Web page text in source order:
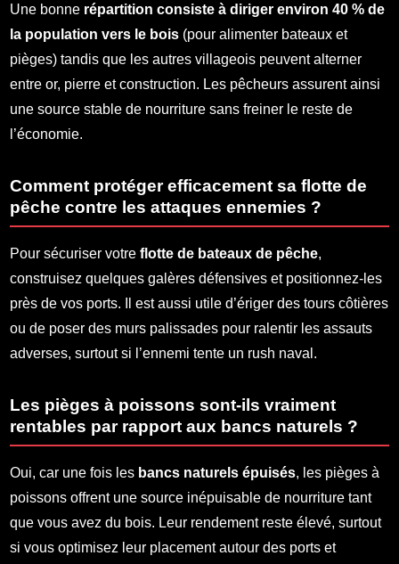
Une bonne répartition consiste à diriger environ 40 % de
la population vers le bois (pour alimenter bateaux et
pièges) tandis que les autres villageois peuvent alterner
entre or, pierre et construction. Les pêcheurs assurent ainsi
une source stable de nourriture sans freiner le reste de
l’économie.
Comment protéger efficacement sa flotte de
pêche contre les attaques ennemies ?
Pour sécuriser votreflotte de bateaux de pêche,
construisez quelques galères défensives et positionnez-les
près de vos ports. Il est aussi utile d’ériger des tours côtières
ou de poser des murs palissades pour ralentir les assauts
adverses, surtout si l’ennemi tente un rush naval.
Les pièges à poissons sont-ils vraiment
rentables par rapport aux bancs naturels ?
Oui, car une fois les bancs naturels épuisés, les pièges à
poissons offrent une source inépuisable de nourriture tant
que vous avez du bois. Leur rendement reste élevé, surtout
si vous optimisez leur placement autour des ports et